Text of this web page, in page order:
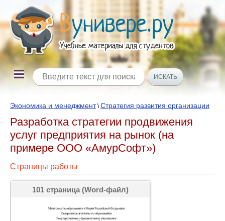
Экономика и менеджмент\Стратегия развития организации
Разработка стратегии продвижения
услуг предприятия на рынок (на
примере ООО «АмурСофт»)
Страницы работы
101 страница (Word-файл)